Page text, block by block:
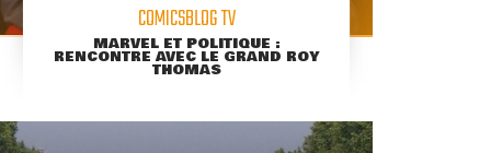
COMICSBLOG TV
MARVEL ET POLITIQUE :
RENCONTRE AVEC LE GRAND ROY
THOMAS